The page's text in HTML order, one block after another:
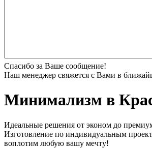
Спасибо за Ваше сообщение!
Наш менеджер свяжется с Вами в
Минимализм в
Идеальные решения от эконом до
Изготовление по индивидуальным
воплотим любую вашу мечту!